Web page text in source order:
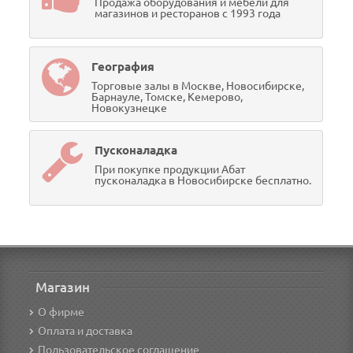
магазинов и ресторанов с 1993 года
География
Торговые залы в Москве, Новосибирске,
Барнауле, Томске, Кемерово,
Новокузнецке
Пусконаладка
При покупке продукции Абат
пусконаладка в Новосибирске бесплатно.
Магазин
О фирме
Оплата и доставка
Пользовательское соглашение